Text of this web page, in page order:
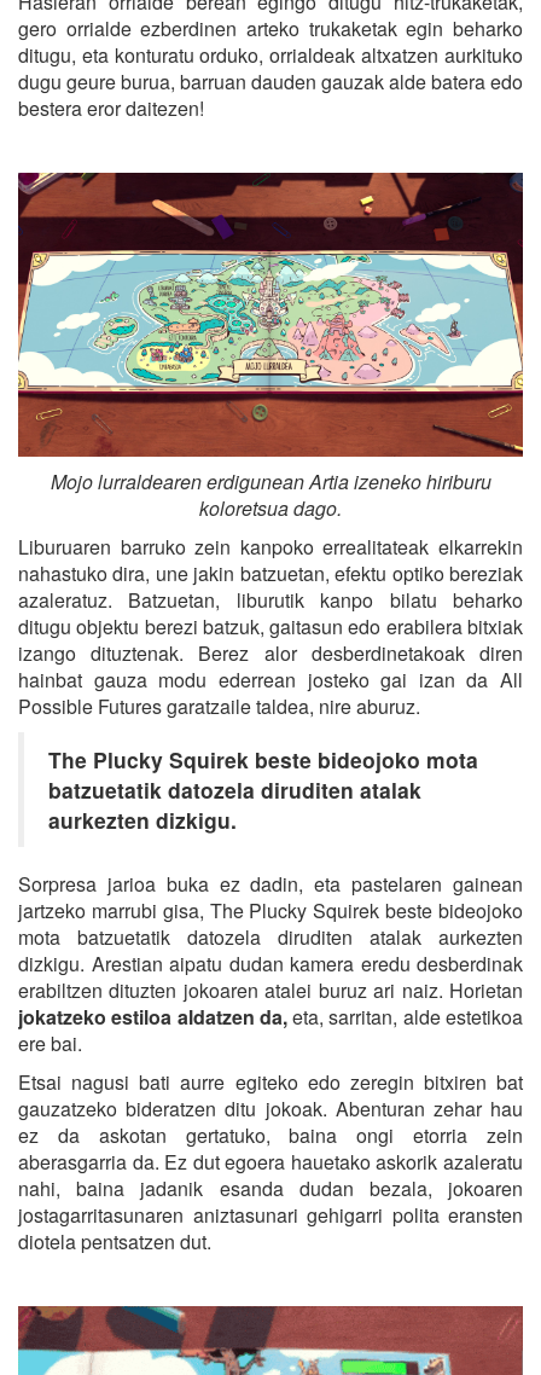
gero orrialde ezberdinen arteko trukaketak egin beharko
ditugu, eta konturatu orduko, orrialdeak altxatzen aurkituko
dugu geure burua, barruan dauden gauzak alde batera edo
bestera eror daitezen!
Mojo lurraldearen erdigunean Artia izeneko hiriburu
koloretsua dago.
Liburuaren barruko zein kanpoko errealitateak elkarrekin
nahastuko dira, une jakin batzuetan, efektu optiko bereziak
azaleratuz. Batzuetan, liburutik kanpo bilatu beharko
ditugu objektu berezi batzuk, gaitasun edo erabilera bitxiak
izango dituztenak. Berez alor desberdinetakoak diren
hainbat gauza modu ederrean josteko gai izan da All
Possible Futures garatzaile taldea, nire aburuz.
The Plucky Squirek beste bideojoko mota
batzuetatik datozela diruditen atalak
aurkezten dizkigu.
Sorpresa jarioa buka ez dadin, eta pastelaren gainean
jartzeko marrubi gisa, The Plucky Squirek beste bideojoko
mota batzuetatik datozela diruditen atalak aurkezten
dizkigu. Arestian aipatu dudan kamera eredu desberdinak
erabiltzen dituzten jokoaren atalei buruz ari naiz. Horietan
jokatzeko estiloa aldatzen da,eta, sarritan, alde estetikoa
ere bai.
Etsai nagusi bati aurre egiteko edo zeregin bitxiren bat
gauzatzeko bideratzen ditu jokoak. Abenturan zehar hau
ez da askotan gertatuko, baina ongi etorria zein
aberasgarria da. Ez dut egoera hauetako askorik azaleratu
nahi, baina jadanik esanda dudan bezala, jokoaren
jostagarritasunaren aniztasunari gehigarri polita eransten
diotela pentsatzen dut.